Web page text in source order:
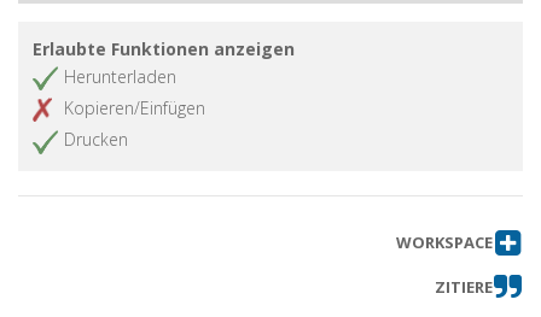
Erlaubte Funktionen anzeigen
Herunterladen
Kopieren/Einfügen
Drucken
WORKSPACE
ZITIERE